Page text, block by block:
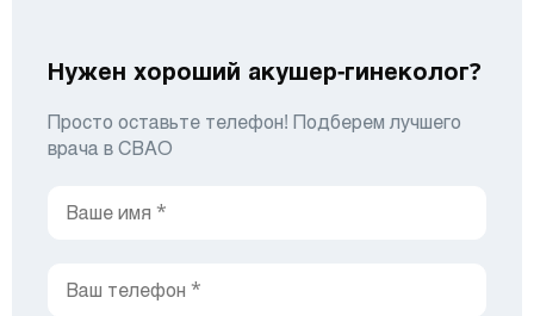
Нужен хороший акушер-гинеколог?
Просто оставьте телефон! Подберем лучшего
врача в СВАО